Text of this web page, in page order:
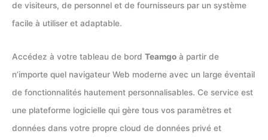
de visiteurs, de personnel et de fournisseurs par un système
facile à utiliser et adaptable.
Accédez à votre tableau de bord Teamgo à partir de
n’importe quel navigateur Web moderne avec un large éventail
de fonctionnalités hautement personnalisables. Ce service est
une plateforme logicielle qui gère tous vos paramètres et
données dans votre propre cloud de données privé et